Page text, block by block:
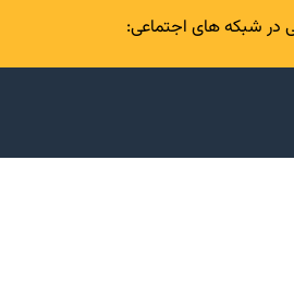
در شبکه های اجتماعی: